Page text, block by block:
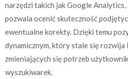
narzędzi takich jak Google
pozwala ocenić skuteczność
ewentualne korekty. Dzięki temu
dynamicznym, który stale się rozwija
zmieniających się potrzeb
wyszukiwarek.